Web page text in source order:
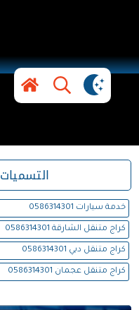
التسميات
خدمة سيارات 0586314301
كراج متنقل الشارقة 0586314301
كراج متنقل دبي 0586314301
كراج متنقل عجمان 0586314301